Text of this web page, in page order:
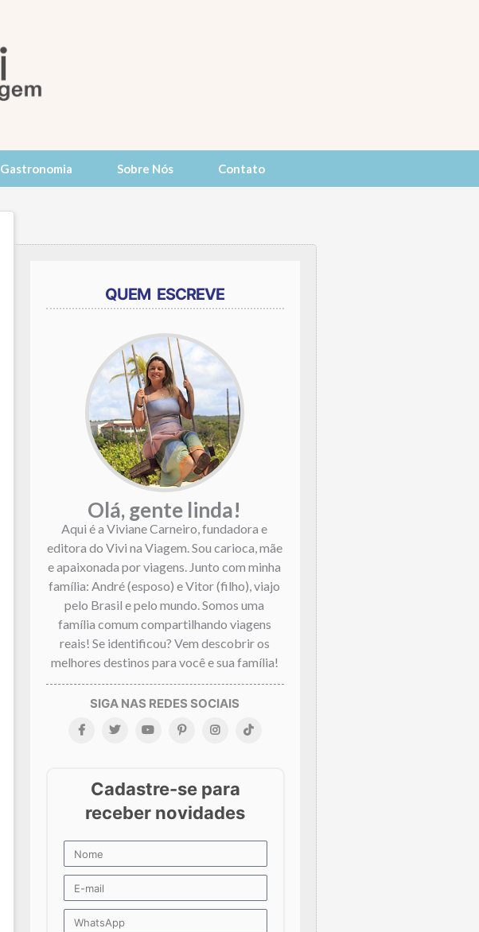
Gastronomia Sobre Nós Contato
QUEM ESCREVE
Olá, gente linda!
Aqui é a Viviane Carneiro, fundadora e
editora do Vivi na Viagem. Sou carioca, mãe
e apaixonada por viagens. Junto com minha
família: André (esposo) e Vitor (filho), viajo
pelo Brasil e pelo mundo. Somos uma
família comum compartilhando viagens
reais! Se identificou? Vem descobrir os
melhores destinos para você e sua família!